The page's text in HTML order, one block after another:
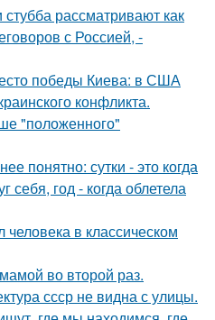
рассматривают как
с Россией, -
победы Киева: в США
конфликта.
"положенного"
понятно: сутки - это когда
себя, год - когда облетела
в классическом
во второй раз.
ссср не видна с улицы.